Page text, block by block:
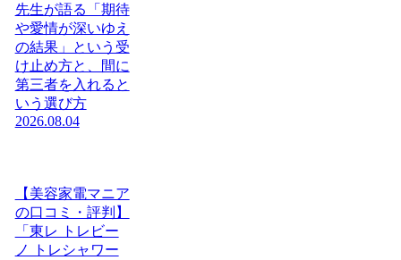
先生が語る「期待
や愛情が深いゆえ
の結果」という受
け止め方と、間に
第三者を入れると
いう選び方
2026.08.04
【美容家電マニア
の口コミ・評判】
「東レ トレビー
ノ トレシャワー